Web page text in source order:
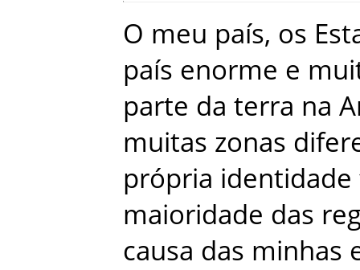
O meu país, os
país enorme e
parte da terra na
muitas zonas
própria identidade
maioridade das
causa das minhas